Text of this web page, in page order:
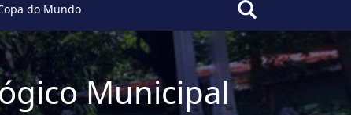
do Mundo
Municipal